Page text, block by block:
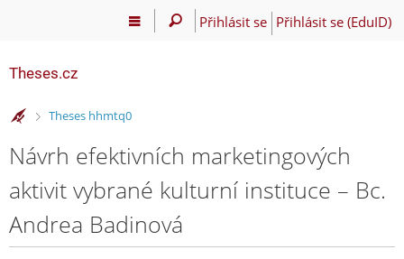
Přihlásit se Přihlásit se (EduID)
Theses.cz
>
Theses hhmtq0
Návrh efektivních marketingových
aktivit vybrané kulturní instituce – Bc.
Andrea Badinová